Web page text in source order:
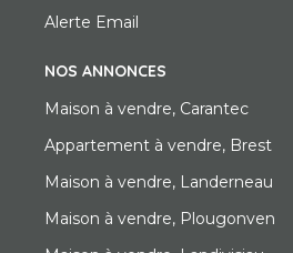
Alerte Email
NOS ANNONCES
Maison à vendre, Carantec
Appartement à vendre, Brest
Maison à vendre, Landerneau
Maison à vendre, Plougonven